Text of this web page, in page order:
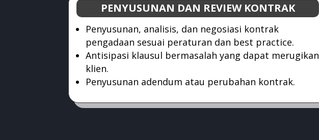
PENYUSUNAN DAN REVIEW KONTRAK
Penyusunan, analisis, dan negosiasi kontrak
pengadaan sesuai peraturan dan best practice.
Antisipasi klausul bermasalah yang dapat merugikan
klien.
Penyusunan adendum atau perubahan kontrak.